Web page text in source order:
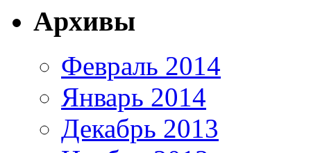
Архивы
Февраль 2014
Январь 2014
Декабрь 2013